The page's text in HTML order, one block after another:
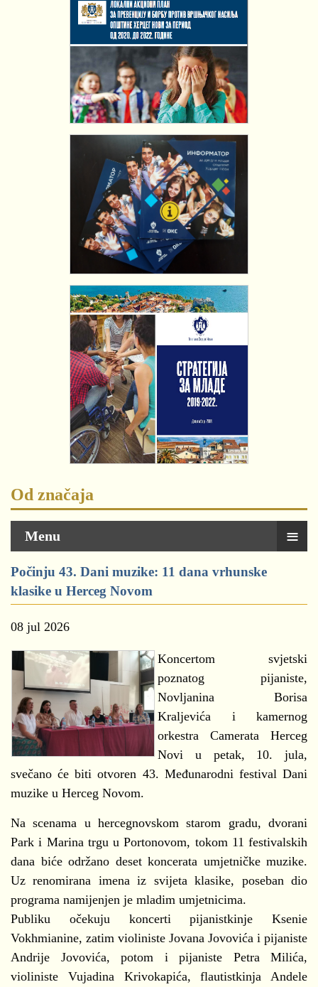
Od značaja
Menu ≡
Počinju 43. Dani muzike: 11 dana vrhunske
klasike u Herceg Novom
08 jul 2026
Koncertom svjetski
poznatog pijaniste,
Novljanina Borisa
Kraljevića i kamernog
orkestra Camerata Herceg
Novi u petak, 10. jula,
svečano će biti otvoren 43. Međunarodni festival Dani
muzike u Herceg Novom.
Na scenama u hercegnovskom starom gradu, dvorani
Park i Marina trgu u Portonovom, tokom 11 festivalskih
dana biće održano deset koncerata umjetničke muzike.
Uz renomirana imena iz svijeta klasike, poseban dio
programa namijenjen je mladim umjetnicima.
Publiku očekuju koncerti pijanistkinje Ksenie
Vokhmianine, zatim violiniste Jovana Jovovića i pijaniste
Andrije Jovovića, potom i pijaniste Petra Milića,
violiniste Vujadina Krivokapića, flautistkinja Andele